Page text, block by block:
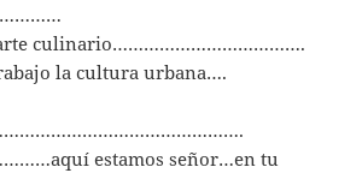
arte culinario……………………………….
la cultura urbana….
estamos señor…en tu